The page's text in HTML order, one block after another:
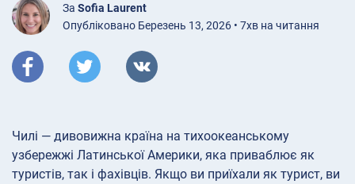
За Sofia Laurent
Опубліковано Березень 13, 2026 • 7хв на читання
Чилі — дивовижна країна на тихоокеанському
узбережжі Латинської Америки, яка приваблює як
туристів, так і фахівців. Якщо ви приїхали як турист, ви